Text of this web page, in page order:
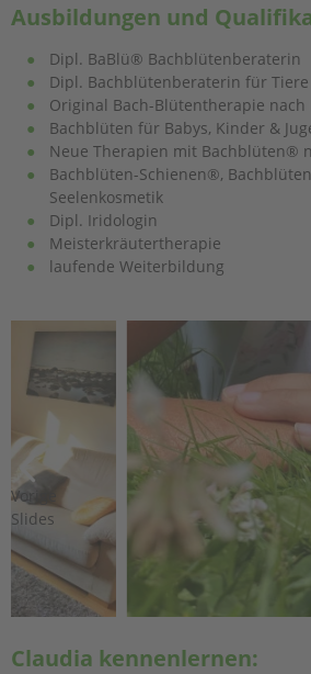
Ausbildungen und
Dipl. BaBlü® Bachblütenberaterin
Dipl. Bachblütenberaterin für Tiere
Original Bach-Blütentherapie nach
Bachblüten für Babys, Kinder &
Neue Therapien mit Bachblüten®
Bachblüten-Schienen®,
Seelenkosmetik
Dipl. Iridologin
Meisterkräutertherapie
laufende Weiterbildung
Vorige
Slides
Claudia kennenlernen: